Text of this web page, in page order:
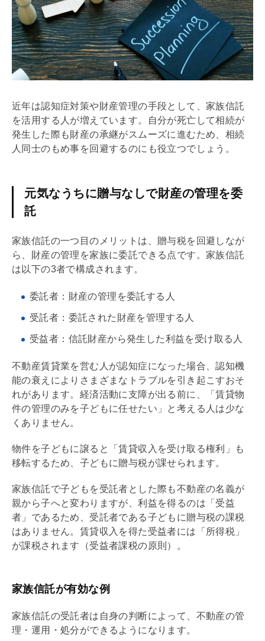
近年は認知症対策や財産管理の手段として、家族信託
を活用する人が増えています。自分が死亡して相続が
発生した際も財産の承継がスムーズに進むため、相続
人同士のもめ事を回避するのにも役立つでしょう。
元気なうちに贈与なしで財産の管理を委
託
家族信託の一つ目のメリットは、 贈与税を回避しなが
ら、財産の管理を家族に委託できる点です。家族信託
は以下の3者で構成されます。
委託者：財産の管理を委託する人
受託者：委託された財産を管理する人
受益者：信託財産から発生した利益を受け取る人
不動産賃貸業を営む人が認知症になった場合、認知機
能の衰えによりさまざまなトラブルを引き起こすおそ
れがあります。経済活動に支障が出る前に、「賃貸物
件の管理のみを子どもに任せたい」と考える人は少な
くありません。
物件を子どもに譲ると「賃貸収入を受け取る権利」も
移転するため、子どもに贈与税が課せられます。
家族信託で子どもを受託者とした際も不動産の名義が
親から子へと変わりますが、利益を得るのは「受益
者」であるため、受託者である子どもに贈与税の課税
はありません。賃貸収入を得た受益者には「所得税」
が課税されます（受益者課税の原則）。
家族信託が有効な例
家族信託の受託者は自身の判断によって、不動産の管
理・運用・処分ができるようになります。